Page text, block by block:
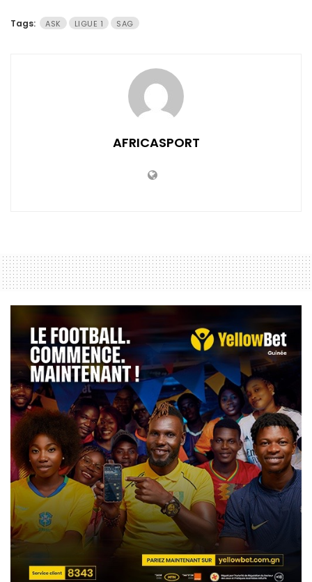
Tags: ASK LIGUE 1 SAG
AFRICASPORT